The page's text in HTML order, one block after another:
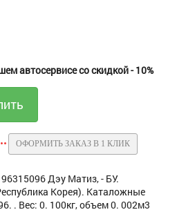
автосервисе со скидкой - 10%
ОФОРМИТЬ ЗАКАЗ В 1 КЛИК
Дэу Матиз, - БУ.
Корея). Каталожные
. Вес: 0. 100кг, объем 0. 002м3